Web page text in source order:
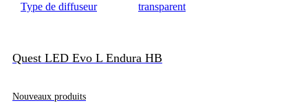
Type de diffuseur transparent
Quest LED Evo L Endura HB
Nouveaux produits